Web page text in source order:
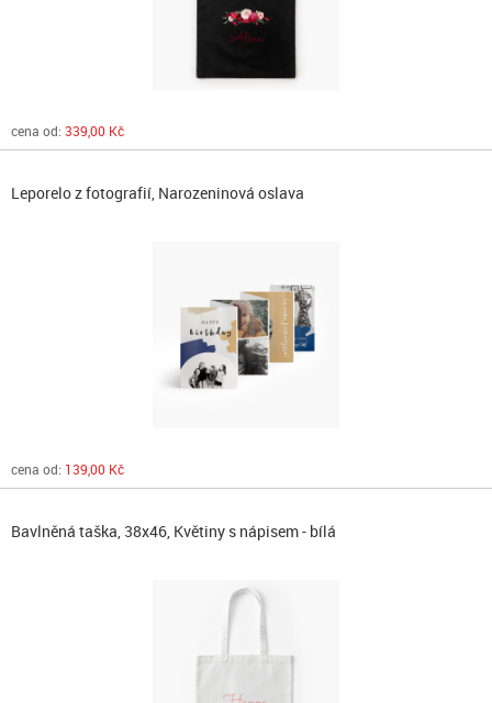
cena od: 339,00 Kč
Leporelo z fotografií, Narozeninová oslava
cena od: 139,00 Kč
Bavlněná taška, 38x46, Květiny s nápisem - bílá